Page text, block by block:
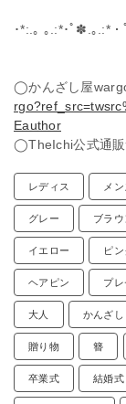
･*:.｡ ｡.:*･ﾟ✽.｡.:*
◯かんざし屋
Eauthor
◯TheIchi公式通販
レディス メ
グレー ブラウ
イエロー ピン
ヘアピン プレ
大人 かんざし
贈り物 簪
卒業式 結婚式